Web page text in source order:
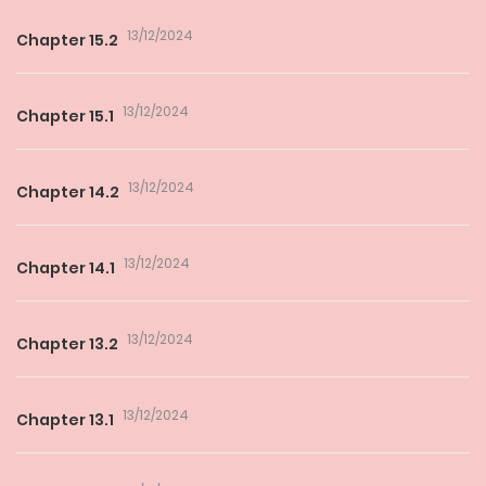
Chapter 15.2 13/12/2024
Chapter 15.1 13/12/2024
Chapter 14.2 13/12/2024
Chapter 14.1 13/12/2024
Chapter 13.2 13/12/2024
Chapter 13.1 13/12/2024